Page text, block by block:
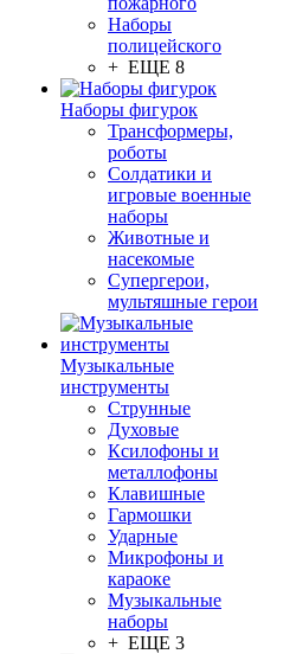
Наборы
полицейского
+ ЕЩЕ 8
Наборы фигурок
Трансформеры,
роботы
Солдатики и
игровые военные
наборы
Животные и
насекомые
Супергерои,
мультяшные герои
Музыкальные
инструменты
Струнные
Духовые
Ксилофоны и
металлофоны
Клавишные
Гармошки
Ударные
Микрофоны и
караоке
Музыкальные
наборы
+ ЕЩЕ 3